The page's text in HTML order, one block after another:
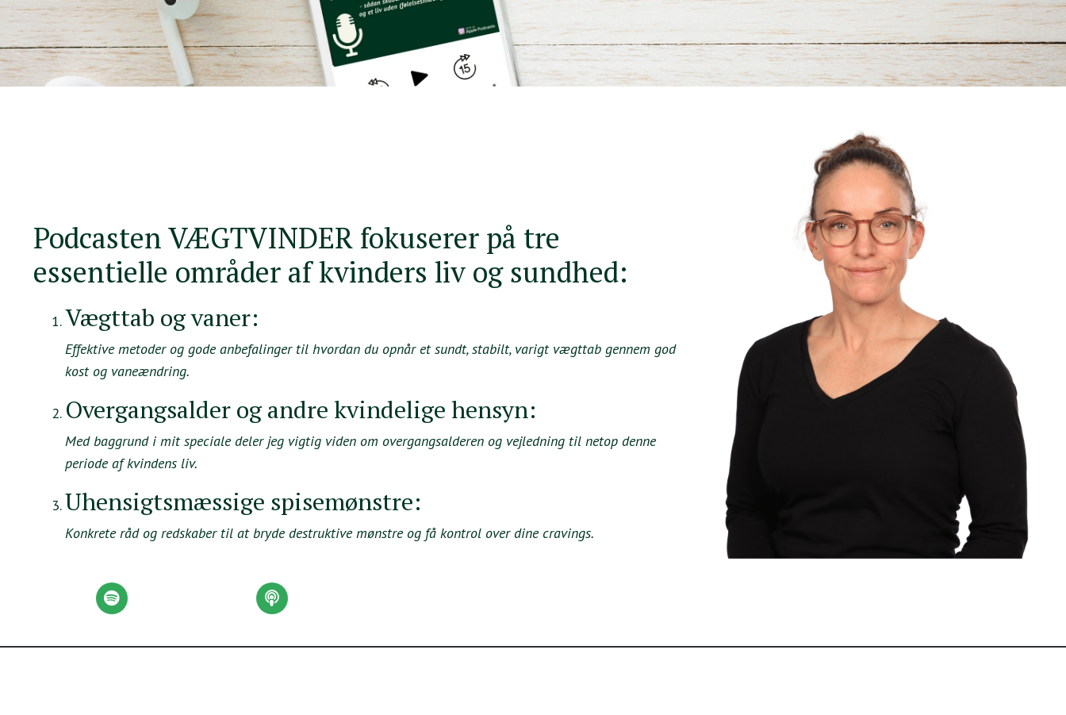
Podcasten VÆGTVINDER fokuserer på tre
essentielle områder af kvinders liv og sundhed:
Vægttab og vaner:
Effektive metoder og gode anbefalinger til hvordan du opnår et sundt, stabilt, varigt vægttab gennem god
kost og vaneændring.
Overgangsalder og andre kvindelige hensyn:
Med baggrund i mit speciale deler jeg vigtig viden om overgangsalderen og vejledning til netop denne
periode af kvindens liv.
Uhensigtsmæssige spisemønstre:
Konkrete råd og redskaber til at bryde destruktive mønstre og få kontrol over dine cravings.